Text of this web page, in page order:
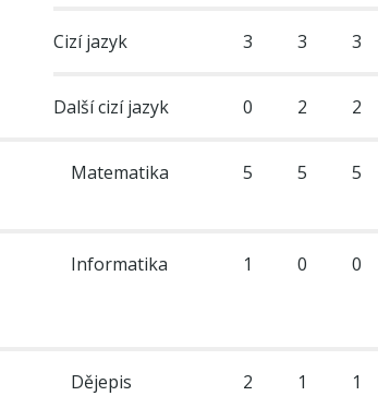
Cizí jazyk 3 3 3
Další cizí jazyk 0 2 2
Matematika 5 5 5
Informatika 1 0 0
Dějepis 2 1 1